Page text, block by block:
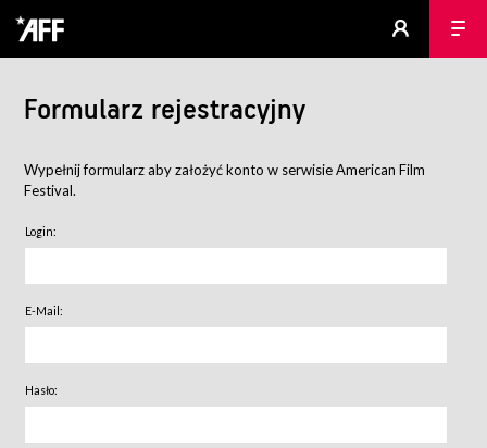
Formularz rejestracyjny
Wypełnij formularz aby założyć konto w serwisie American Film
Festival.
Login:
E-Mail:
Hasło: